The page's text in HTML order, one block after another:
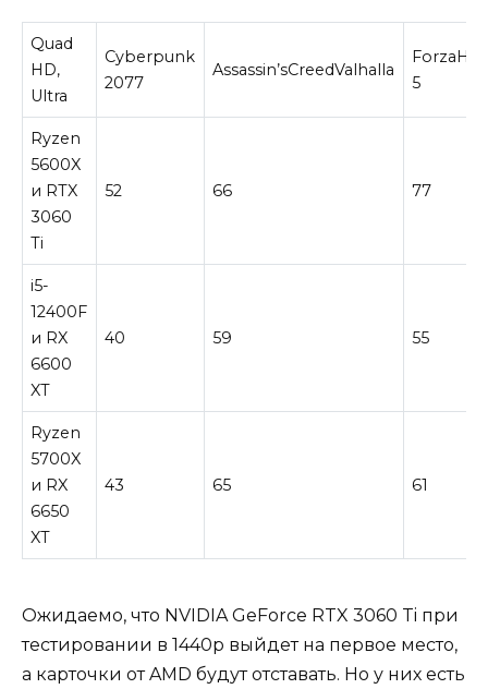
Quad
HD,
Ultra
Cyberpunk
2077
Assassin’sCreedValhalla
5
Ryzen
5600X
и RTX
3060
Ti
52 66 77
i5-
12400F
и RX
6600
XT
40 59 55
Ryzen
5700X
и RX
6650
XT
43 65 61
Ожидаемо, что NVIDIA GeForce RTX 3060 Ti при
тестировании в 1440p выйдет на первое место,
а карточки от AMD будут отставать. Но у них есть